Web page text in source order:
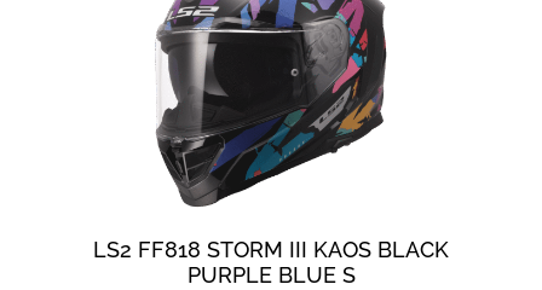
LS2 FF818 STORM III KAOS BLACK
PURPLE BLUE S